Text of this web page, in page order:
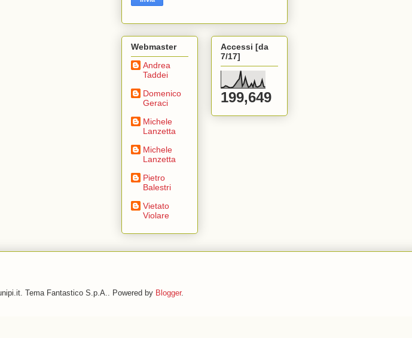
Webmaster
Andrea
Taddei
Domenico
Geraci
Michele
Lanzetta
Michele
Lanzetta
Pietro
Balestri
Vietato
Violare
Accessi [da
7/17]
199,649
Tema Fantastico S.p.A.. Powered by Blogger.